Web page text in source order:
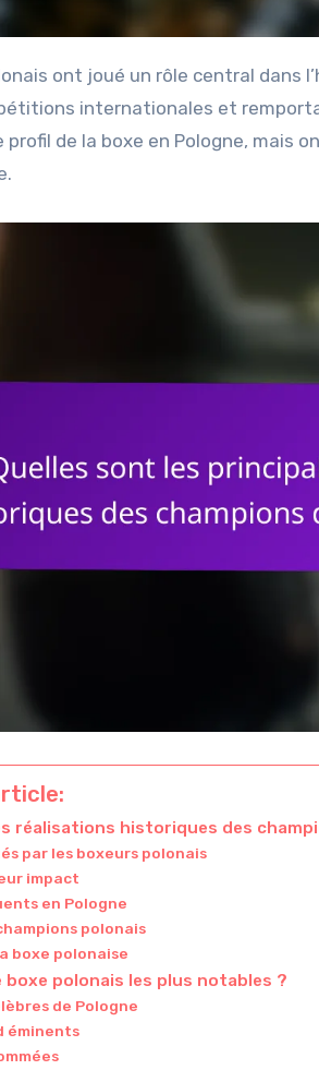
internationales et
de la boxe en Pologne, mais
réalisations historiques des
par les boxeurs polonais
impact
en Pologne
polonais
boxe polonaise
boxe polonais les plus notables ?
de Pologne
éminents